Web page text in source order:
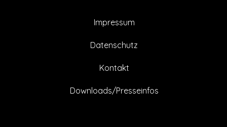
Impressum
Datenschutz
Kontakt
Downloads/Presseinfos